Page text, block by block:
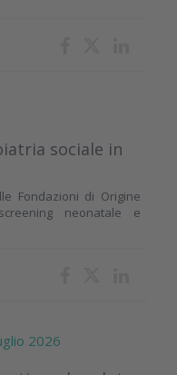
sociale in
Fondazioni di Origine
neonatale e
2026